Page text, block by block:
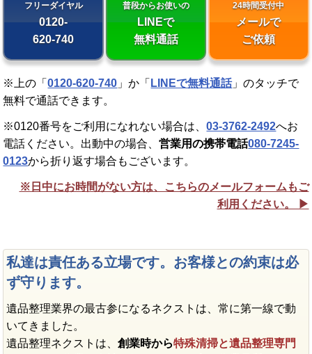
フリーダイヤル
0120-
620-740
普段からお使いの
LINEで
無料通話
24時間受付中
メールで
ご依頼
※上の「0120-620-740 」か「 LINEで無料通話」のタッチで
無料で通話できます。
※0120番号をご利用になれない場合は、03-3762-2492へお
電話ください。出動中の場合、営業用の携帯電話080-7245-
0123から折り返す場合もございます。
※日中にお時間がない方は、こちらのメールフォームもご
利用ください。 ▶︎
私達は責任ある立場です。お客様との約束は必
ず守ります。
遺品整理業界の最古参になるネクストは、常に第一線で動
いてきました。
遺品整理ネクストは、創業時から特殊清掃と遺品整理専門